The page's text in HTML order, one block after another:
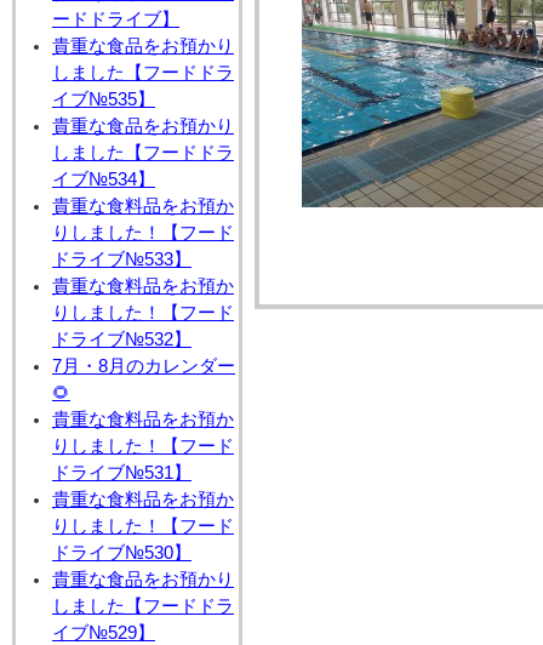
ードドライブ】
貴重な食品をお預かり
しました【フードドラ
イブ№535】
貴重な食品をお預かり
しました【フードドラ
イブ№534】
貴重な食料品をお預か
りしました！【フード
ドライブ№533】
貴重な食料品をお預か
りしました！【フード
ドライブ№532】
7月・8月のカレンダー
🌻
貴重な食料品をお預か
りしました！【フード
ドライブ№531】
貴重な食料品をお預か
りしました！【フード
ドライブ№530】
貴重な食品をお預かり
しました【フードドラ
イブ№529】